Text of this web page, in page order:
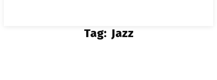
Tag: Jazz